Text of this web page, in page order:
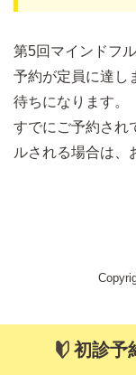
第5回マインドフ
予約が定員に達し
待ちになります。
すでにご予約され
ルされる場合は、
初診予